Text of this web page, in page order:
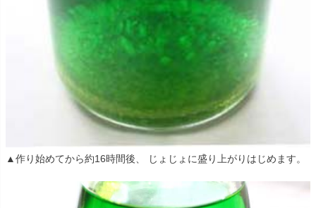
▲作り始めてから約16時間後、 じょじょに盛り上がりはじめます。